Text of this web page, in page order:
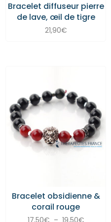
Bracelet diffuseur pierre
de lave, œil de tigre
21,90€
Bracelet obsidienne &
corail rouge
17,50€ – 19,50€Plage